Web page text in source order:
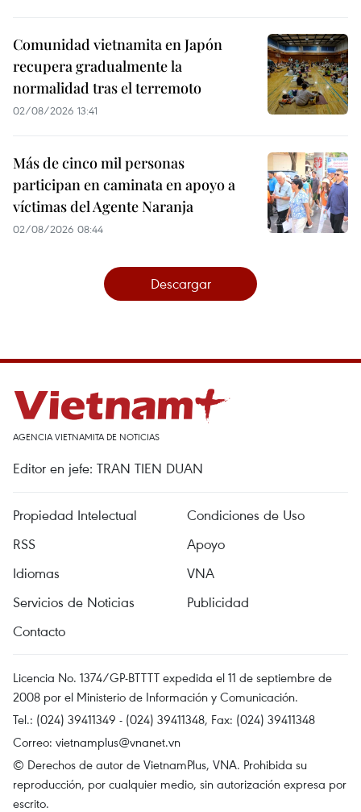
Comunidad vietnamita en Japón
recupera gradualmente la
normalidad tras el terremoto
02/08/2026 13:41
Más de cinco mil personas
participan en caminata en apoyo a
víctimas del Agente Naranja
02/08/2026 08:44
Descargar
AGENCIA VIETNAMITA DE NOTICIAS
Editor en jefe: TRAN TIEN DUAN
Propiedad Intelectual
Condiciones de Uso
RSS
Apoyo
Idiomas
VNA
Servicios de Noticias
Publicidad
Contacto
Licencia No. 1374/GP-BTTTT expedida el 11 de septiembre de
2008 por el Ministerio de Información y Comunicación.
Tel.: (024) 39411349 - (024) 39411348, Fax: (024) 39411348
Correo: vietnamplus@vnanet.vn
© Derechos de autor de VietnamPlus, VNA. Prohibida su
reproducción, por cualquier medio, sin autorización expresa por
escrito.